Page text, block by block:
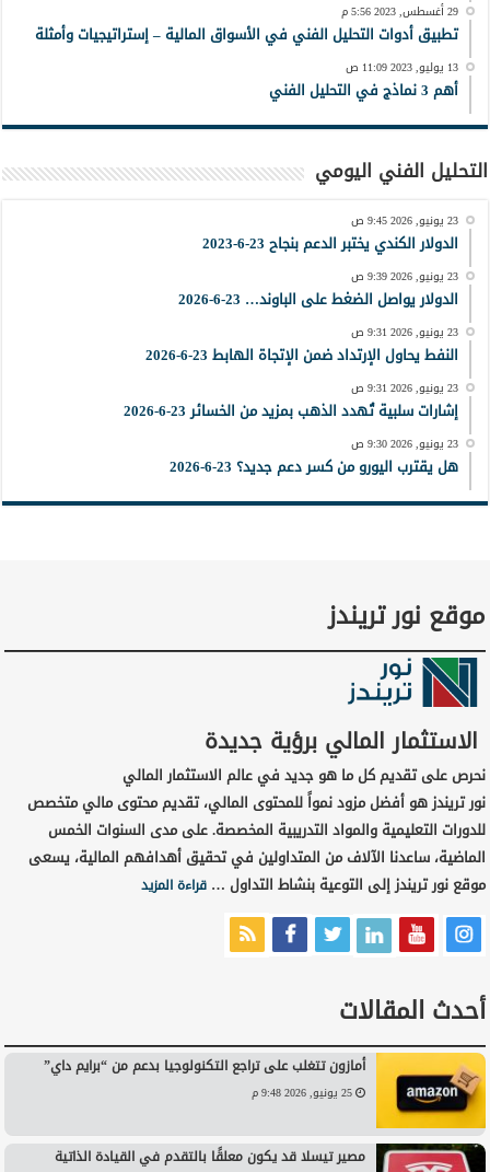
29 أغسطس, 2023 5:56 م
تطبيق أدوات التحليل الفني في الأسواق المالية – إستراتيجيات وأمثلة
13 يوليو, 2023 11:09 ص
أهم 3 نماذج في التحليل الفني
التحليل الفني اليومي
23 يونيو, 2026 9:45 ص
الدولار الكندي يختبر الدعم بنجاح 23-6-2023
23 يونيو, 2026 9:39 ص
الدولار يواصل الضغط على الباوند… 23-6-2026
23 يونيو, 2026 9:31 ص
النفط يحاول الإرتداد ضمن الإتجاة الهابط 23-6-2026
23 يونيو, 2026 9:31 ص
إشارات سلبية تُهدد الذهب بمزيد من الخسائر 23-6-2026
23 يونيو, 2026 9:30 ص
هل يقترب اليورو من كسر دعم جديد؟ 23-6-2026
موقع نور تريندز
الاستثمار المالي برؤية جديدة
نحرص على تقديم كل ما هو جديد في عالم الاستثمار المالي
نور تريندز هو أفضل مزود نمواً للمحتوى المالي، تقديم محتوى مالي متخصص
للدورات التعليمية والمواد التدريبية المخصصة. على مدى السنوات الخمس
الماضية، ساعدنا الآلاف من المتداولين في تحقيق أهدافهم المالية، يسعى
موقع نور تريندز إلى التوعية بنشاط التداول …قراءة المزيد
أحدث المقالات
أمازون تتغلب على تراجع التكنولوجيا بدعم من “برايم داي”
25 يونيو, 2026 9:48 م
مصير تيسلا قد يكون معلقًا بالتقدم في القيادة الذاتية